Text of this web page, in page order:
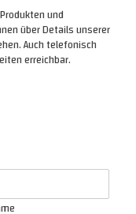
und
über Details unserer
Auch telefonisch
erreichbar.